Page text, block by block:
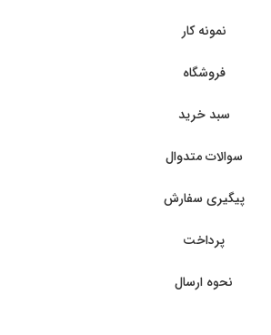
نمونه کار
فروشگاه
سبد خرید
سوالات متدوال
پیگیری سفارش
پرداخت
نحوه ارسال